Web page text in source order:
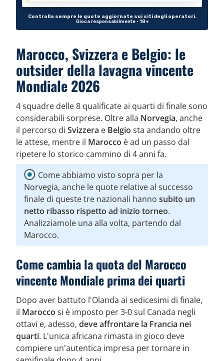
Marocco, Svizzera e Belgio: le
outsider della lavagna vincente
Mondiale 2026
4 squadre delle 8 qualificate ai quarti di finale sono
considerabili sorprese. Oltre alla Norvegia, anche
il percorso di Svizzera e Belgio sta andando oltre
le attese, mentre il Marocco è ad un passo dal
ripetere lo storico cammino di 4 anni fa.
Come abbiamo visto sopra per la
Norvegia, anche le quote relative al successo
finale di queste tre nazionali hanno subito un
netto ribasso rispetto ad inizio torneo.
Analizziamole una alla volta, partendo dal
Marocco.
Come cambia la quota del Marocco
vincente Mondiale prima dei quarti
Dopo aver battuto l'Olanda ai sedicesimi di finale,
il Marocco si è imposto per 3-0 sul Canada negli
ottavi e, adesso, deve affrontare la Francia nei
quarti. L'unica africana rimasta in gioco deve
compiere un'autentica impresa per tornare in